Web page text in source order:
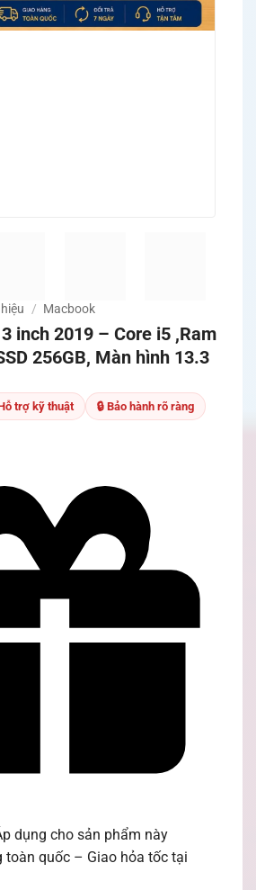
/ Macbook
inch 2019 – Core i5 ,Ram
256GB, Màn hình 13.3
trợ kỹ thuật 🔒 Bảo hành rõ ràng
dụng cho sản phẩm này
toàn quốc – Giao hỏa tốc tại